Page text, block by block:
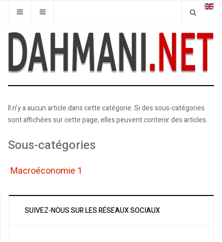
Il n'y a aucun article dans cette catégorie. Si des sous-catégories
sont affichées sur cette page, elles peuvent contenir des articles.
Sous-catégories
Macroéconomie 1
SUIVEZ-NOUS SUR LES RÉSEAUX SOCIAUX